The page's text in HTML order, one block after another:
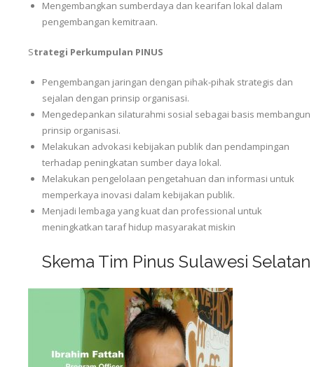
Mengembangkan sumberdaya dan kearifan lokal dalam
pengembangan kemitraan.
Strategi Perkumpulan PINUS
Pengembangan jaringan dengan pihak-pihak strategis dan
sejalan dengan prinsip organisasi.
Mengedepankan silaturahmi sosial sebagai basis membangun
prinsip organisasi.
Melakukan advokasi kebijakan publik dan pendampingan
terhadap peningkatan sumber daya lokal.
Melakukan pengelolaan pengetahuan dan informasi untuk
memperkaya inovasi dalam kebijakan publik.
Menjadi lembaga yang kuat dan professional untuk
meningkatkan taraf hidup masyarakat miskin
Skema Tim Pinus Sulawesi Selatan